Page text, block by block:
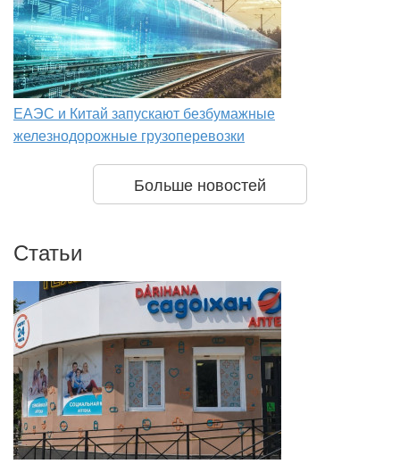
ЕАЭС и Китай запускают безбумажные
железнодорожные грузоперевозки
Больше новостей
Статьи